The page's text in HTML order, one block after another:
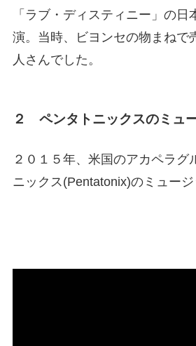
「ラブ・ディスティニー」の日
演。当時、ビヨンセの物まねで
人さんでした。
２ ペンタトニックスのミュ
２０１５年、米国のアカペラグ
ニックス(Pentatonix)のミュー